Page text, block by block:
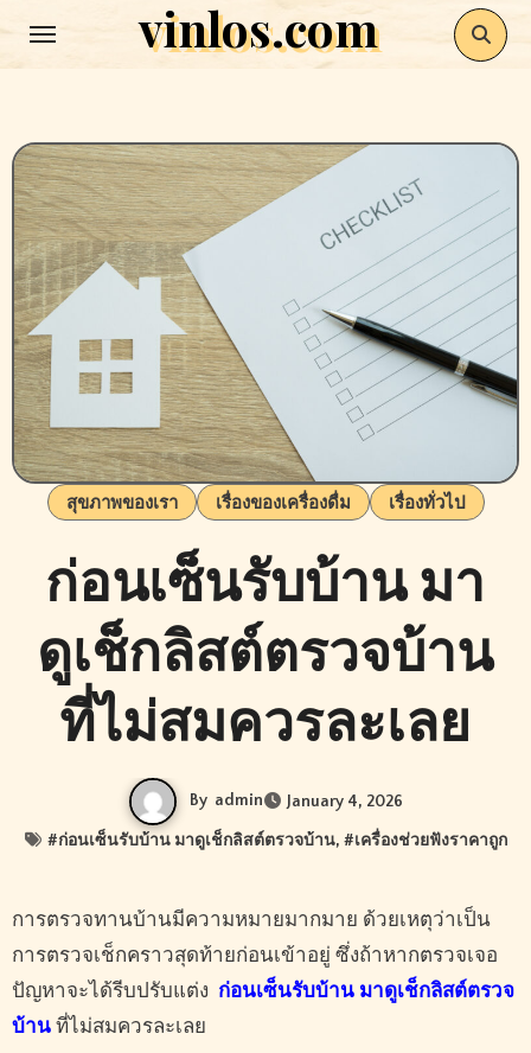
vinlos.com
สุขภาพของเรา เรื่องของเครื่องดื่ม เรื่องทั่วไป
ก่อนเซ็นรับบ้าน มา
ดูเช็กลิสต์ตรวจบ้าน
ที่ไม่สมควรละเลย
By admin January 4, 2026
#ก่อนเซ็นรับบ้าน มาดูเช็กลิสต์ตรวจบ้าน, #เครื่องช่วยฟังราคาถูก
การตรวจทานบ้านมีความหมายมากมาย ด้วยเหตุว่าเป็น
การตรวจเช็กคราวสุดท้ายก่อนเข้าอยู่ ซึ่งถ้าหากตรวจเจอ
ปัญหาจะได้รีบปรับแต่ง ก่อนเซ็นรับบ้าน มาดูเช็กลิสต์ตรวจ
บ้านที่ไม่สมควรละเลย